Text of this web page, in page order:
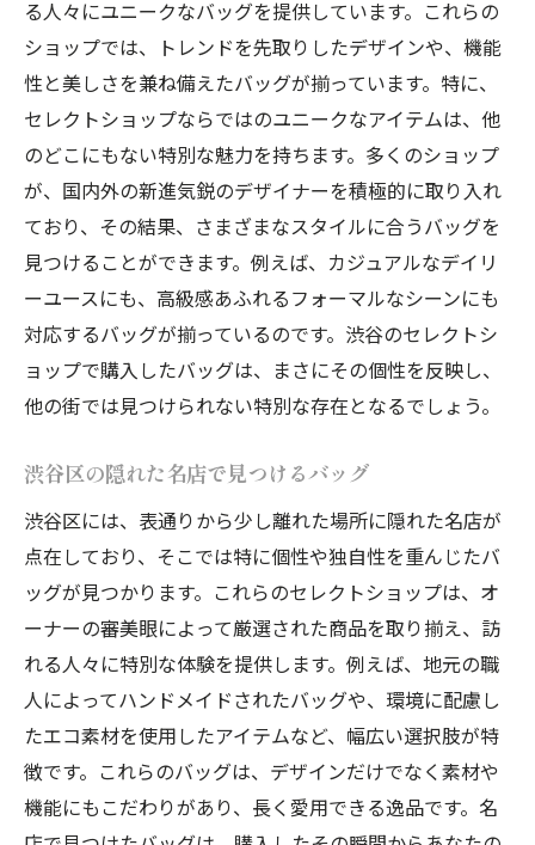
渋谷と台東の最新バッグコレクション
セレクトショップで見つける東京の洗練された
バッグコレクション
東京のセレクトショップで発見するエレガ
ントバッグ
セレクトショップで叶える東京の洗練バッ
グスタイル
洗練されたバッグを選ぶなら東京セレクト
ショップ
東京のセレクトショップが誇るバッグコレ
クション
ッグ
洗練と個性が光る東京のバッグ選び
台東区セレクトショップで発見するオンリーワ
ンのバッグ
台東区で見つける個性溢れるバッグ
オンリーワンのバッグを求めて台東区へ
台東区セレクトショップのユニークなバッ
グ探し
台東区で出会うあなただけのバッグ
る人々にユニークなバッグを提供しています。これらの
ショップでは、トレンドを先取りしたデザインや、機能
性と美しさを兼ね備えたバッグが揃っています。特に、
セレクトショップならではのユニークなアイテムは、他
のどこにもない特別な魅力を持ちます。多くのショップ
が、国内外の新進気鋭のデザイナーを積極的に取り入れ
ており、その結果、さまざまなスタイルに合うバッグを
見つけることができます。例えば、カジュアルなデイリ
ーユースにも、高級感あふれるフォーマルなシーンにも
対応するバッグが揃っているのです。渋谷のセレクトシ
ョップで購入したバッグは、まさにその個性を反映し、
他の街では見つけられない特別な存在となるでしょう。
渋谷区の隠れた名店で見つけるバッグ
渋谷区には、表通りから少し離れた場所に隠れた名店が
点在しており、そこでは特に個性や独自性を重んじたバ
ッグが見つかります。これらのセレクトショップは、オ
ーナーの審美眼によって厳選された商品を取り揃え、訪
れる人々に特別な体験を提供します。例えば、地元の職
人によってハンドメイドされたバッグや、環境に配慮し
たエコ素材を使用したアイテムなど、幅広い選択肢が特
徴です。これらのバッグは、デザインだけでなく素材や
機能にもこだわりがあり、長く愛用できる逸品です。名